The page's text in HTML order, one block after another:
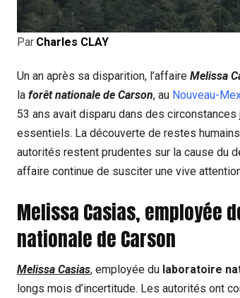
Par Charles CLAY
Un an après sa disparition, l’affaire Melissa
la forêt nationale de Carson, au Nouveau-
53 ans avait disparu dans des
essentiels. La découverte de restes
autorités restent prudentes sur la cause du
affaire continue de susciter une vive
Melissa Casias, employée
nationale de Carson
Melissa Casias, employée du laboratoire
longs mois d’incertitude. Les autorités ont